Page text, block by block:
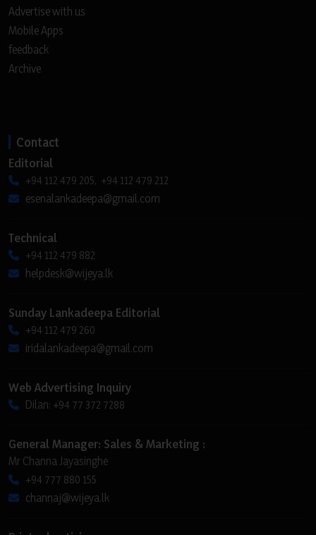
Advertise with us
Mobile Apps
feedback
Archive
Contact
Editorial
+94 112 479 205, +94 112 479 212
esenalankadeepa@gmail.com
Technical
+94 112 479 882
helpdesk@wijeya.lk
Sunday Lankadeepa Editorial
+94 112 479 260
iridalankadeepa@gmail.com
Web Advertising Inquiry
Dilan: +94 77 372 7288
General Manager: Sales & Marketing :
Mr Channa Jayasinghe
+94 777 880 155
channaj@wijeya.lk